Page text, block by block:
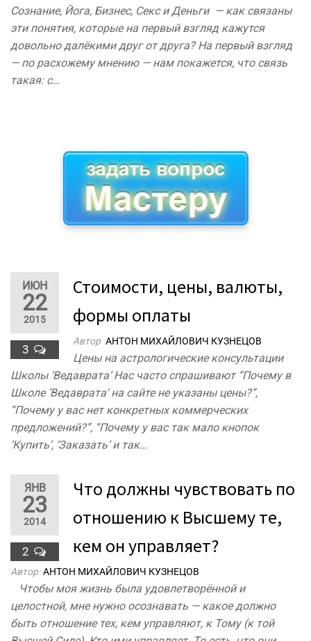
Сознание, Йога, Бизнес, Секс и Деньги — как связаны
эти понятия, которые на первый взгляд кажутся
довольно далёкими друг от друга? На первый взгляд
— по расхожему мнению — нам покажется, что связь
такая: с…
ИЮН
22
2015
3
Стоимости, цены, валюты,
формы оплаты
Автор АНТОН МИХАЙЛОВИЧ КУЗНЕЦОВ
Цены на астрологические консультации
Школы ‘Ведаврата‘ Нас часто спрашивают “Почему в
Школе ‘Ведаврата‘ на сайте не указаны цены?”,
“Почему у вас нет конкретных коммерческих
предложений?”, “Почему у вас так мало кнопок
‘Купить’, ‘Заказать’ и так…
ЯНВ
23
2014
2
Что должны чувствовать по
отношению к Высшему те,
кем он управляет?
Автор АНТОН МИХАЙЛОВИЧ КУЗНЕЦОВ
Чтобы моя жизнь была удовлетворённой и
целостной, мне нужно осознавать — какое должно
быть отношение тех, кем управляют, к Тому (к той